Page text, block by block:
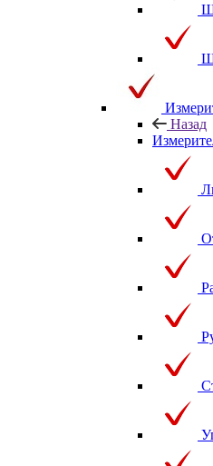
Назад